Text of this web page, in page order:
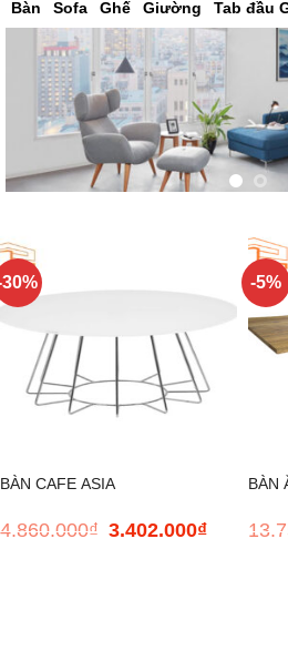
Bàn Sofa Ghế Giường Tab đầu
BÀN CAFE ASIA
4.860.000₫
Giá
3.402.000₫Giá
-5%
BÀN